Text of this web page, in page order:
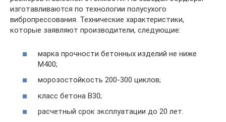
изготавливаются по технологии полусухого
вибропрессования. Технические характеристики,
которые заявляют производители, следующие:
марка прочности бетонных изделий не ниже
М400;
морозостойкость 200-300 циклов;
класс бетона В30;
расчетный срок эксплуатации до 20 лет.